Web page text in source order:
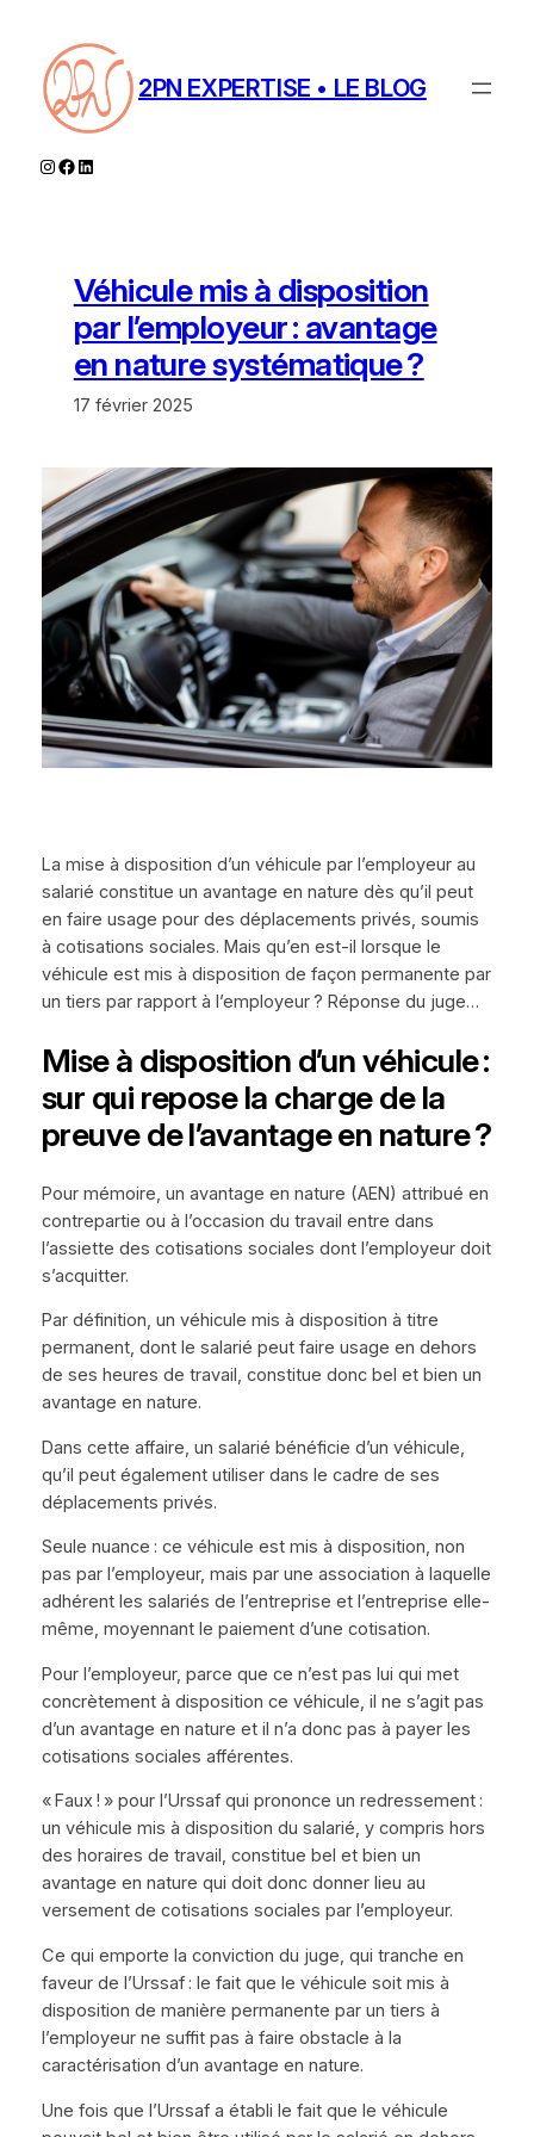
contenu
2PN EXPERTISE • LE BLOG
Instagram
Facebook
LinkedIn
Véhicule mis à disposition
par l’employeur : avantage
en nature systématique ?
17 février 2025
La mise à disposition d’un véhicule par l’employeur au
salarié constitue un avantage en nature dès qu’il peut
en faire usage pour des déplacements privés, soumis
à cotisations sociales. Mais qu’en est-il lorsque le
véhicule est mis à disposition de façon permanente par
un tiers par rapport à l’employeur ? Réponse du juge…
Mise à disposition d’un véhicule :
sur qui repose la charge de la
preuve de l’avantage en nature ?
Pour mémoire, un avantage en nature (AEN) attribué en
contrepartie ou à l’occasion du travail entre dans
l’assiette des cotisations sociales dont l’employeur doit
s’acquitter.
Par définition, un véhicule mis à disposition à titre
permanent, dont le salarié peut faire usage en dehors
de ses heures de travail, constitue donc bel et bien un
avantage en nature.
Dans cette affaire, un salarié bénéficie d’un véhicule,
qu’il peut également utiliser dans le cadre de ses
déplacements privés.
Seule nuance : ce véhicule est mis à disposition, non
pas par l’employeur, mais par une association à laquelle
adhérent les salariés de l’entreprise et l’entreprise elle-
même, moyennant le paiement d’une cotisation.
Pour l’employeur, parce que ce n’est pas lui qui met
concrètement à disposition ce véhicule, il ne s’agit pas
d’un avantage en nature et il n’a donc pas à payer les
cotisations sociales afférentes.
« Faux ! » pour l’Urssaf qui prononce un redressement :
un véhicule mis à disposition du salarié, y compris hors
des horaires de travail, constitue bel et bien un
avantage en nature qui doit donc donner lieu au
versement de cotisations sociales par l’employeur.
Ce qui emporte la conviction du juge, qui tranche en
faveur de l’Urssaf : le fait que le véhicule soit mis à
disposition de manière permanente par un tiers à
l’employeur ne suffit pas à faire obstacle à la
caractérisation d’un avantage en nature.
Une fois que l’Urssaf a établi le fait que le véhicule